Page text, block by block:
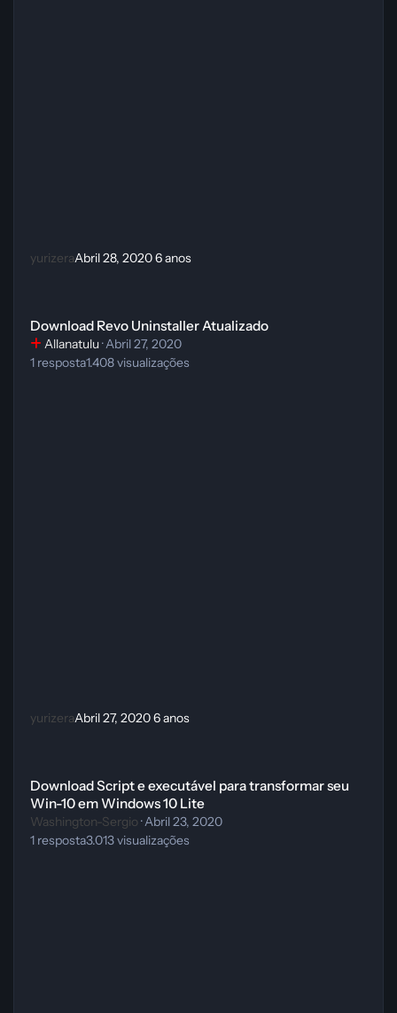
yurizeraAbril 28, 20206 anos
Download Revo Uninstaller Atualizado
Allanatulu·Abril 27, 2020
1 resposta1.408visualizações
yurizeraAbril 27, 20206 anos
Download Script e executável para transformar seu
Win-10 em Windows 10 Lite
Washington-Sergio ·Abril 23, 2020
1 resposta3.013visualizações